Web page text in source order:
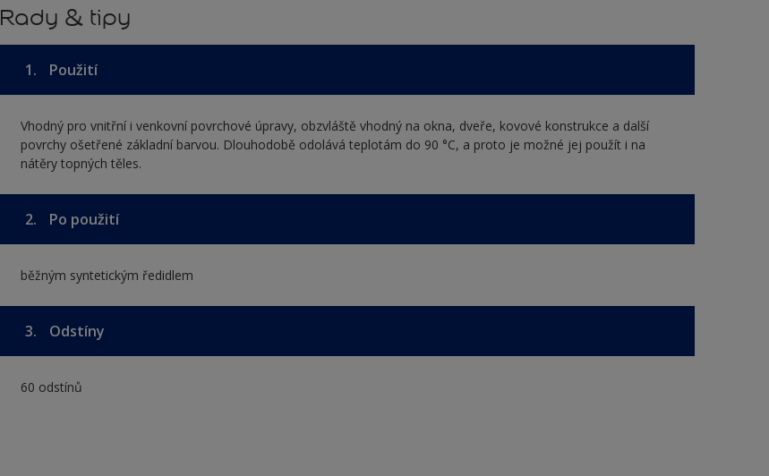
Rady & tipy
1. Použití
Vhodný pro vnitřní i venkovní povrchové úpravy, obzvláště vhodný na okna, dveře, kovové konstrukce a další
povrchy ošetřené základní barvou. Dlouhodobě odolává teplotám do 90 °C, a proto je možné jej použít i na
nátěry topných těles.
2. Po použití
běžným syntetickým ředidlem
3. Odstíny
60 odstínů